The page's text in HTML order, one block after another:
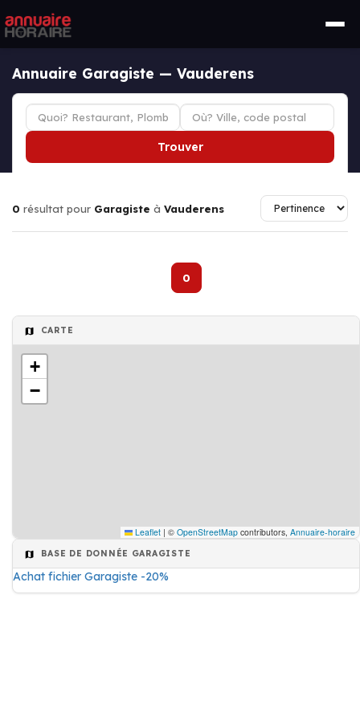
Annuaire Garagiste — Vauderens
Trouver
0 résultat pour Garagiste à Vauderens
0
CARTE
+
−
Leaflet | © OpenStreetMap contributors, Annuaire-horaire
BASE DE DONNÉE GARAGISTE
Achat fichier Garagiste -20%